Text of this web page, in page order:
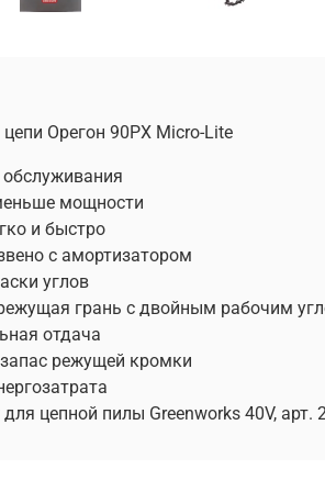
Орегон 90PX Micro-Lite
мощности
и быстро
с амортизатором
углов
грань с двойным рабочим
отдача
режущей кромки
цепной пилы Greenworks 40V, арт.